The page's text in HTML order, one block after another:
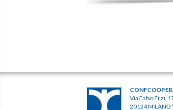
Via Fabio Filzi,
20124 MILANO